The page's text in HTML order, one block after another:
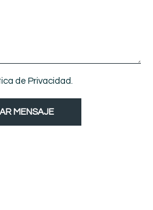
de Privacidad.
MENSAJE